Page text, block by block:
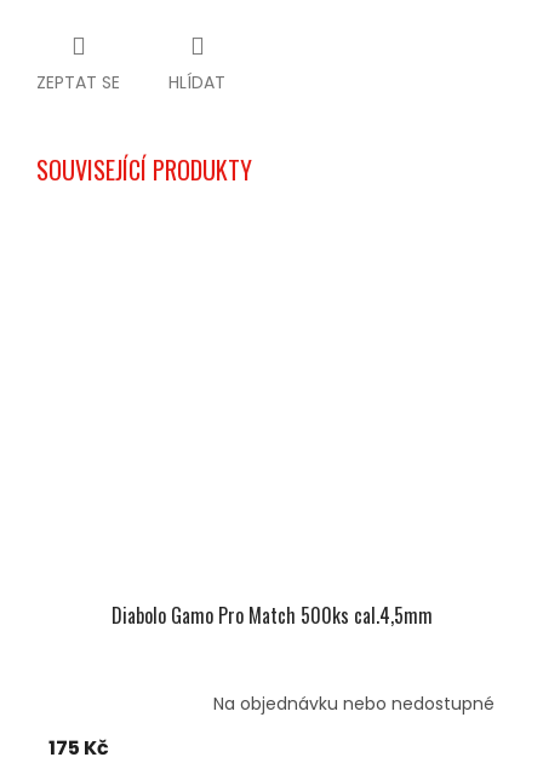
ZEPTAT SE HLÍDAT
SOUVISEJÍCÍ PRODUKTY
Diabolo Gamo Pro Match 500ks cal.4,5mm
Na objednávku nebo nedostupné
175 Kč